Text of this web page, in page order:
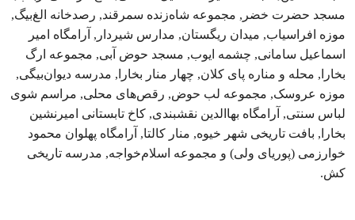
مسجد حضرت خضر, مجموعه شاه‌زنده سمرقند, رصدخانه الغ‌بیگ,
موزه افراسیاب, میدان ریگستان, مدارس شیردار, آرامگاه امیر
اسماعیل سامانی, چشمه ایوب, مسجد حوض آبی, مجموعه ارگ
بخارا, محله و مناره پای کلان, چهار منار بخارا, مدرسه دیوان‌بیگی,
موزه عروسک, مجموعه لب حوض, رقص‌های محلی, مراسم شوی
لباس سنتی, آرامگاه بهاالدین نقشبندی, کاخ تابستانی امیرنشین
بخارا, بافت تاریخی شهر خیوه, منار کالتا, آرامگاه پهلوان محمود
خوارزمی (پوریای ولی) و مجموعه اسلام‌خواجه, مدرسه تاریخی
کش.